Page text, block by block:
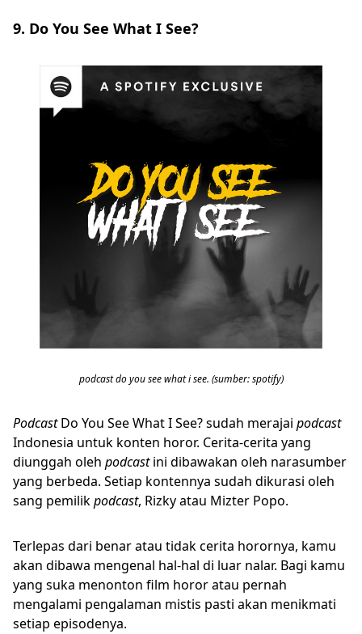
9. Do You See What I See?
podcast do you see what i see. (sumber: spotify)
PodcastDo You See What I See? sudah merajai podcast
Indonesia untuk konten horor. Cerita-cerita yang
diunggah oleh podcastini dibawakan oleh narasumber
yang berbeda. Setiap kontennya sudah dikurasi oleh
sang pemilikpodcast, Rizky atau Mizter Popo.
Terlepas dari benar atau tidak cerita horornya, kamu
akan dibawa mengenal hal-hal di luar nalar. Bagi kamu
yang suka menonton film horor atau pernah
mengalami pengalaman mistis pasti akan menikmati
setiap episodenya.